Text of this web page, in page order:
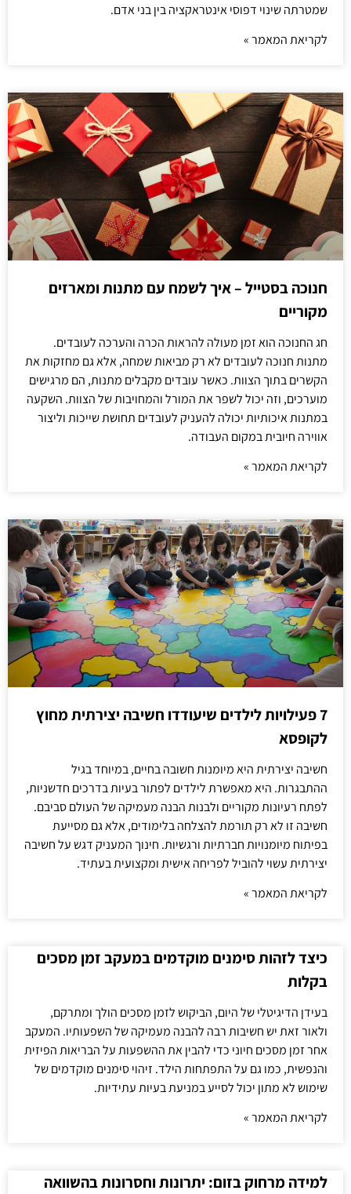
שמטרתה שינוי דפוסי אינטראקציה בין בני אדם.
לקריאת המאמר »
חנוכה בסטייל – איך לשמח עם מתנות ומארזים
מקוריים
חג החנוכה הוא זמן מעולה להראות הכרה והערכה לעובדים.
מתנות חנוכה לעובדים לא רק מביאות שמחה, אלא גם מחזקות את
הקשרים בתוך הצוות. כאשר עובדים מקבלים מתנות, הם מרגישים
מוערכים, וזה יכול לשפר את המורל והמחויבות של הצוות. השקעה
במתנות איכותיות יכולה להעניק לעובדים תחושת שייכות וליצור
אווירה חיובית במקום העבודה.
לקריאת המאמר »
7 פעילויות לילדים שיעודדו חשיבה יצירתית מחוץ
לקופסא
חשיבה יצירתית היא מיומנות חשובה בחיים, במיוחד בגיל
ההתבגרות. היא מאפשרת לילדים לפתור בעיות בדרכים חדשניות,
לפתח רעיונות מקוריים ולבנות הבנה מעמיקה של העולם סביבם.
חשיבה זו לא רק תורמת להצלחה בלימודים, אלא גם מסייעת
בפיתוח מיומנויות חברתיות ורגשיות. חינוך המעניק דגש על חשיבה
יצירתית עשוי להוביל לפריחה אישית ומקצועית בעתיד.
לקריאת המאמר »
כיצד לזהות סימנים מוקדמים במעקב זמן מסכים
בקלות
בעידן הדיגיטלי של היום, הביקוש לזמן מסכים הולך ומתרקם,
ולאור זאת יש חשיבות רבה להבנה מעמיקה של השפעותיו. המעקב
אחר זמן מסכים חיוני כדי להבין את ההשפעות על הבריאות הפיזית
והנפשית, כמו גם על התפתחות הילד. זיהוי סימנים מוקדמים של
שימוש לא מתון יכול לסייע במניעת בעיות עתידיות.
לקריאת המאמר »
למידה מרחוק בזום: יתרונות וחסרונות בהשוואה